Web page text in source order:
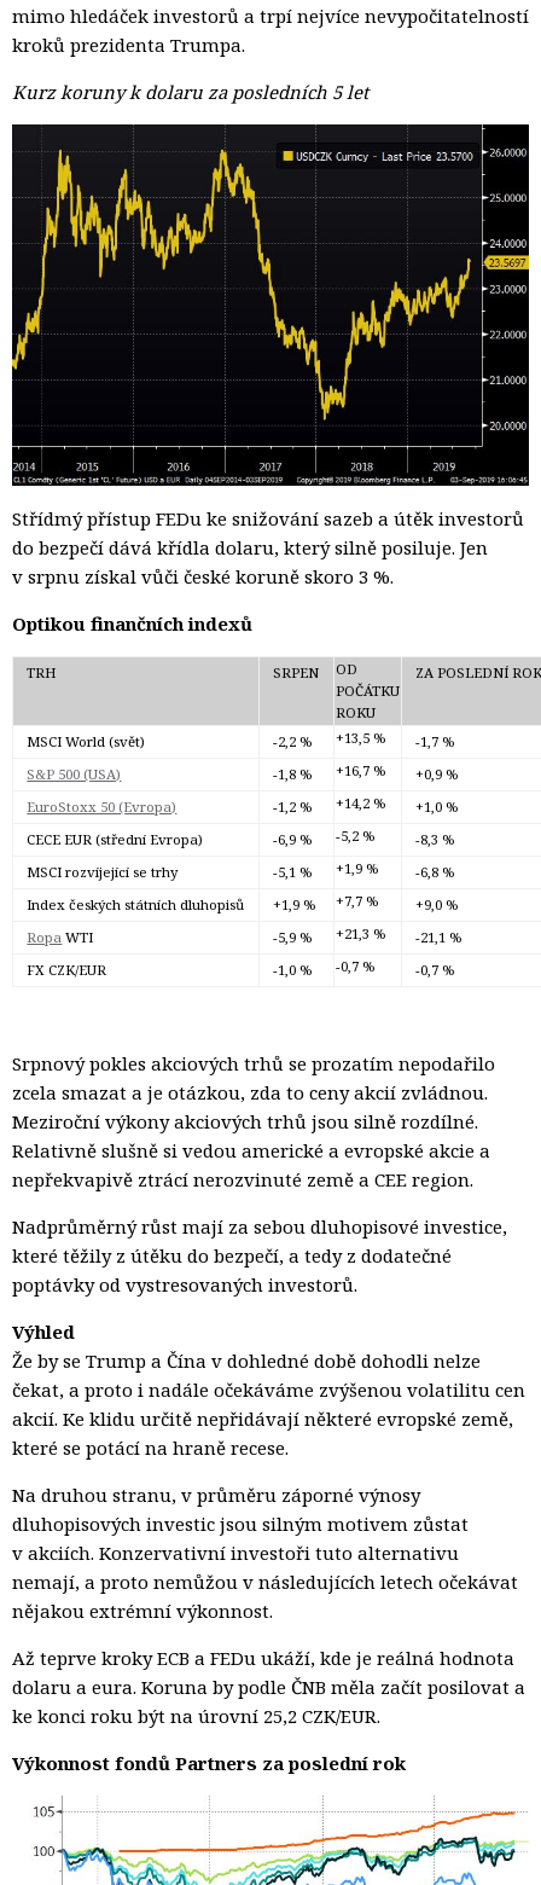
mimo hledáček investorů a trpí nejvíce nevypočitatelností
kroků prezidenta Trumpa.
Kurz koruny k dolaru za posledních 5 let
Střídmý přístup FEDu ke snižování sazeb a útěk investorů
do bezpečí dává křídla dolaru, který silně posiluje. Jen
v srpnu získal vůči české koruně skoro 3 %.
Optikou finančních indexů
TRH SRPEN
OD
POČÁTKU
ROKU
ZA POSLEDNÍ
MSCI World (svět) -2,2 % +13,5 %
-1,7 %
S&P 500 (USA)
-1,8 % +16,7 %
+0,9 %
EuroStoxx 50 (Evropa)
-1,2 % +14,2 %
+1,0 %
CECE EUR (střední Evropa)
-6,9 % -5,2 %
-8,3 %
MSCI rozvíjející se trhy
-5,1 % +1,9 %
-6,8 %
Index českých státních dluhopisů
+1,9 % +7,7 %
+9,0 %
Ropa WTI -5,9 % +21,3 %
-21,1 %
FX CZK/EUR
-1,0 % -0,7 % -0,7 %
Srpnový pokles akciových trhů se prozatím nepodařilo
zcela smazat a je otázkou, zda to ceny akcií zvládnou.
Meziroční výkony akciových trhů jsou silně rozdílné.
Relativně slušně si vedou americké a evropské akcie a
nepřekvapivě ztrácí nerozvinuté země a CEE region.
Nadprůměrný růst mají za sebou dluhopisové investice,
které těžily z útěku do bezpečí, a tedy z dodatečné
poptávky od vystresovaných investorů.
Výhled
Že by se Trump a Čína v dohledné době dohodli nelze
čekat, a proto i nadále očekáváme zvýšenou volatilitu cen
akcií. Ke klidu určitě nepřidávají některé evropské země,
které se potácí na hraně recese.
Na druhou stranu, v průměru záporné výnosy
dluhopisových investic jsou silným motivem zůstat
v akciích. Konzervativní investoři tuto alternativu
nemají, a proto nemůžou v následujících letech očekávat
nějakou extrémní výkonnost.
Až teprve kroky ECB a FEDu ukáží, kde je reálná hodnota
dolaru a eura. Koruna by podle ČNB měla začít posilovat a
ke konci roku být na úrovní 25,2 CZK/EUR.
Výkonnost fondů Partners za poslední rok